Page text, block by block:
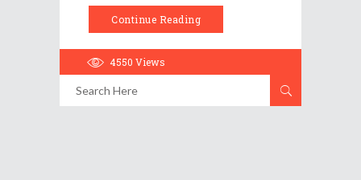
Continue Reading
4550 Views